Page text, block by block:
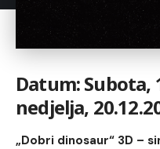
Datum: Subota,
nedjelja,
„Dobri dinosaur“ 3D –